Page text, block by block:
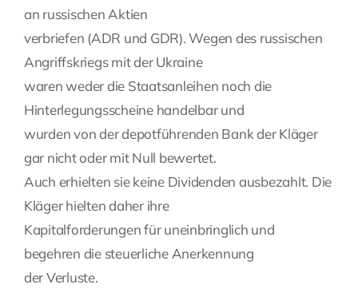
an russischen Aktien
verbriefen (ADR und GDR). Wegen des russischen
Angriffskriegs mit der Ukraine
waren weder die Staatsanleihen noch die
Hinterlegungsscheine handelbar und
wurden von der depotführenden Bank der Kläger
gar nicht oder mit Null bewertet.
Auch erhielten sie keine Dividenden ausbezahlt. Die
Kläger hielten daher ihre
Kapitalforderungen für uneinbringlich und
begehren die steuerliche Anerkennung
der Verluste.